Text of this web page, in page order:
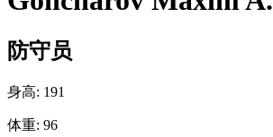
防守员
身高: 191
体重: 96